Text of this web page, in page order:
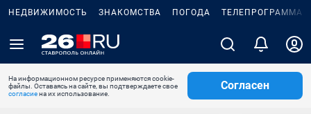
НЕДВИЖИМОСТЬ ЗНАКОМСТВА ПОГОДА ТЕЛЕПРОГРАММА
На информационном ресурсе применяются cookie-
файлы. Оставаясь на сайте, вы подтверждаете свое
согласиена их использование.
Согласен